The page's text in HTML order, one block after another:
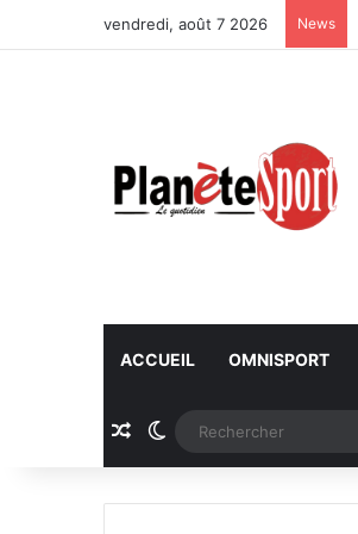
vendredi, août 7 2026 News
ACCUEIL OMNISPORT
Article Aléatoire
Switch skin